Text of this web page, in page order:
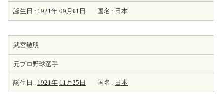
誕生日 : 1921年 09月01日 国名 : 日本
武宮敏明
元プロ野球選手
誕生日 : 1921年 11月25日 国名 : 日本